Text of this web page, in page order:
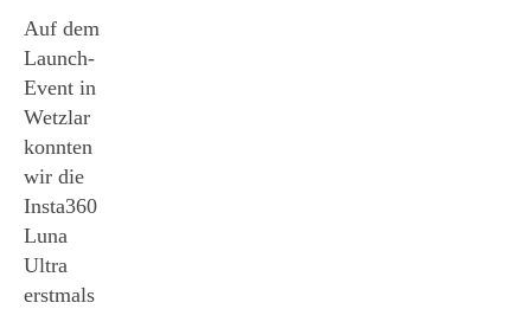
Auf dem
Launch-
Event in
Wetzlar
konnten
wir die
Insta360
Luna
Ultra
erstmals